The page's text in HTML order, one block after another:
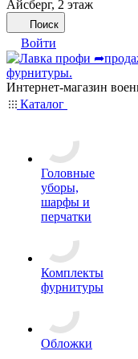
Айсберг, 2 этаж
Поиск
Войти
Интернет-магазин
Каталог
Головные
уборы,
шарфы и
перчатки
Комплекты
фурнитуры
Обложки